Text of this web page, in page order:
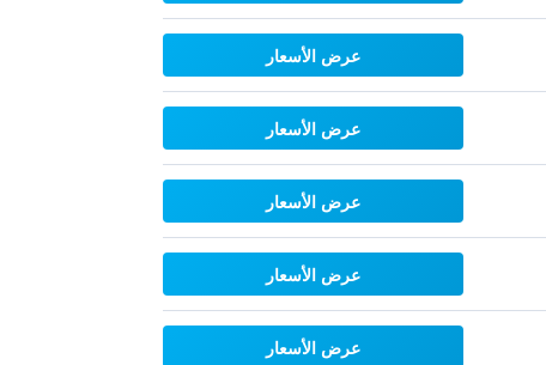
عرض الأسعار
عرض الأسعار
عرض الأسعار
عرض الأسعار
عرض الأسعار